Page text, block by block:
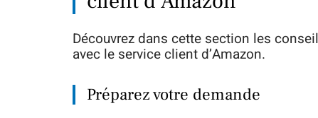
Découvrez dans cette section les
avec le service client d’Amazon.
Préparez votre demande